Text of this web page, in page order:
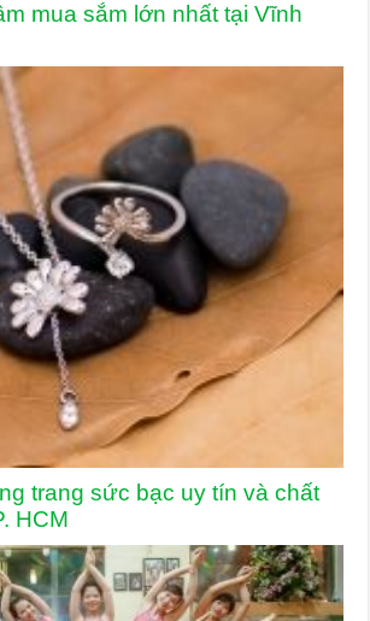
mua sắm lớn nhất tại Vĩnh
trang sức bạc uy tín và chất
HCM